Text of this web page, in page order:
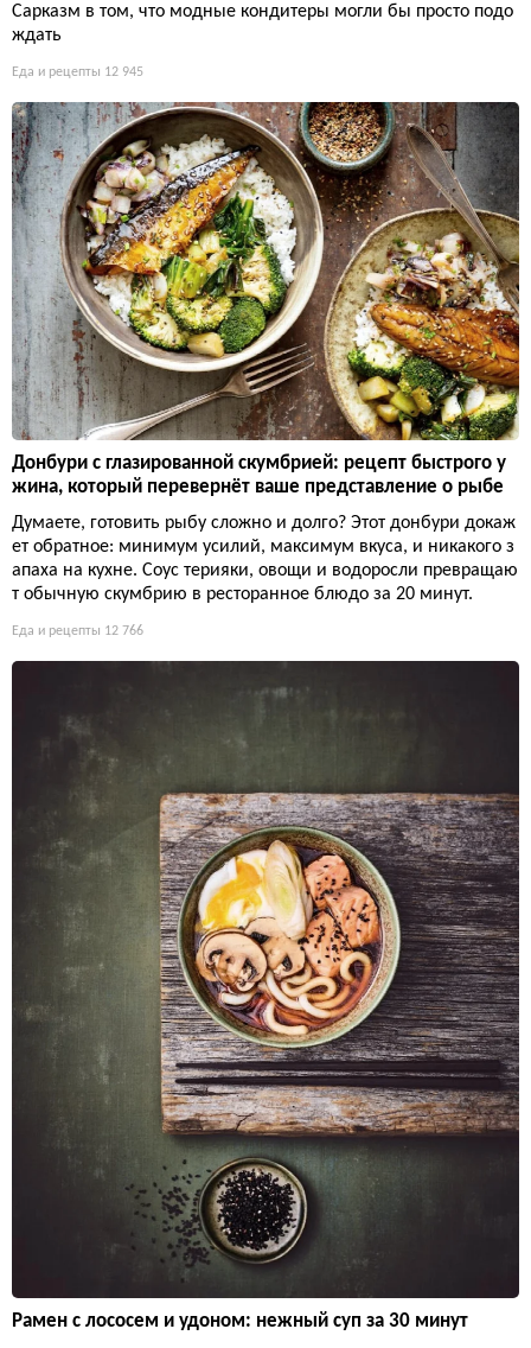
Сарказм в том, что модные кондитеры могли бы просто подо
ждать
Еда и рецепты 12 945
Донбури с глазированной скумбрией: рецепт быстрого у
жина, который перевернёт ваше представление о рыбе
Думаете, готовить рыбу сложно и долго? Этот донбури докаж
ет обратное: минимум усилий, максимум вкуса, и никакого з
апаха на кухне. Соус терияки, овощи и водоросли превращаю
т обычную скумбрию в ресторанное блюдо за 20 минут.
Еда и рецепты 12 766
Рамен с лососем и удоном: нежный суп за 30 минут